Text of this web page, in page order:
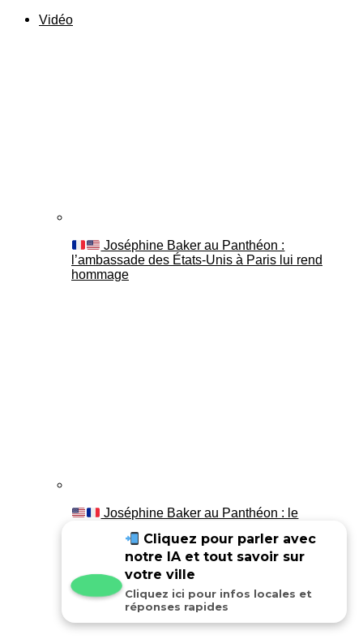
Vidéo
Joséphine Baker au Panthéon :
l’ambassade des États-Unis à Paris lui rend
hommage
Joséphine Baker au Panthéon : le
Cliquez pour parler avec
notre IA et tout savoir sur
votre ville
Cliquez ici pour infos locales et
réponses rapides